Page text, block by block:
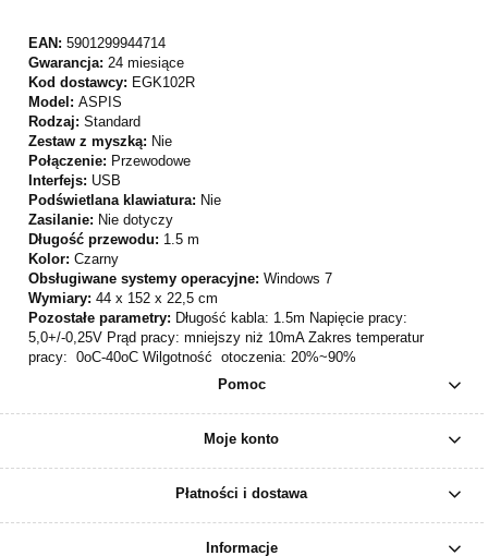
EAN: 5901299944714
Gwarancja: 24 miesiące
Kod dostawcy: EGK102R
Model: ASPIS
Rodzaj: Standard
Zestaw z myszką: Nie
Połączenie: Przewodowe
Interfejs: USB
Podświetlana klawiatura: Nie
Zasilanie: Nie dotyczy
Długość przewodu: 1.5 m
Kolor: Czarny
Obsługiwane systemy operacyjne: Windows 7
Wymiary: 44 x 152 x 22,5 cm
Pozostałe parametry: Długość kabla: 1.5m Napięcie pracy:
5,0+/-0,25V Prąd pracy: mniejszy niż 10mA Zakres temperatur
pracy: 0oC-40oC Wilgotność otoczenia: 20%~90%
Pomoc
Moje konto
Płatności i dostawa
Informacje